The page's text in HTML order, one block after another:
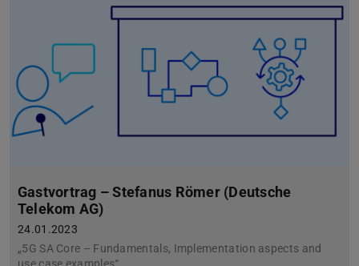
Gastvortrag – Stefanus Römer (Deutsche
Telekom AG)
24.01.2023
„5G SA Core – Fundamentals, Implementation aspects and